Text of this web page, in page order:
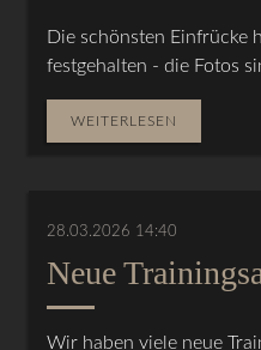
Die schönsten Einfrücke
festgehalten - die Fotos
WEITERLESEN
28.03.2026 14:40
Neue
Wir haben viele neue